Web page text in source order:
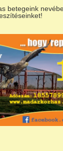
betegeink